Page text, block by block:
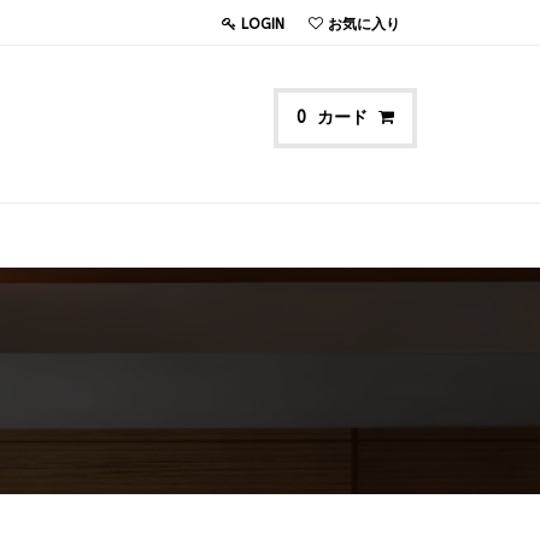
LOGIN お気に入り
0 カード